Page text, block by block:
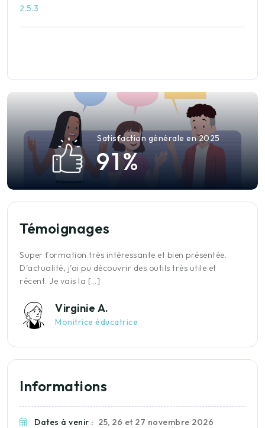
2.5.3
Satisfaction générale en 2025
91%
Témoignages
Super formation très intéressante et bien présentée.
D’actualité, j’ai pu découvrir des outils très utile et
récent. Je vais la […]
Virginie A.
Monitrice éducatrice
Informations
Dates à venir : 25, 26 et 27 novembre 2026